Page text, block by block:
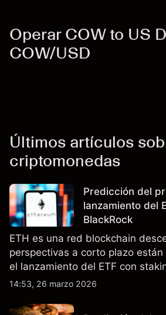
Operar COW to US
COW/USD
Últimos artículos
criptomonedas
Predicción del
lanzamiento del
BlackRock
ETH es una red blockchain
perspectivas a corto plazo
el lanzamiento del ETF con
la actualización Pectra y las
no es un indicador fiable de
14:53, 26 marzo 2026